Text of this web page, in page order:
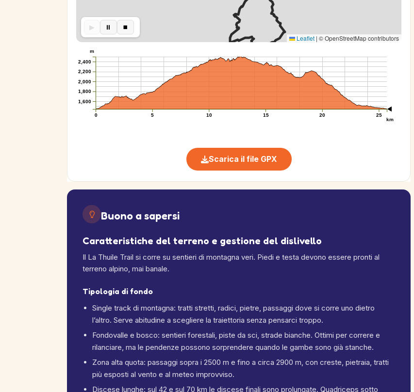
▶︎ ⏸︎ ⏹︎
Leaflet | © OpenStreetMap contributors
0 5 10 15 20 25
km
1,600
1,800
2,000
2,200
2,400
m
Scarica il file GPX
Buono a sapersi
Caratteristiche del terreno e gestione del dislivello
Il La Thuile Trail si corre su sentieri di montagna veri. Piedi e testa devono essere pronti al
terreno alpino, mai banale.
Tipologia di fondo
Single track di montagna: tratti stretti, radici, pietre, passaggi dove si corre uno dietro
l’altro. Serve abitudine a scegliere la traiettoria senza pensarci troppo.
Fondovalle e bosco: sentieri forestali, piste da sci, strade bianche. Ottimi per correre e
rilanciare, ma le pendenze possono sorprendere quando le gambe sono già stanche.
Zona alta quota: passaggi sopra i 2500 m e fino a circa 2900 m, con creste, pietraia, tratti
più esposti al vento e al meteo improvviso.
Discese lunghe: sul 42 e sul 70 km le discese finali sono prolungate. Quadriceps sotto